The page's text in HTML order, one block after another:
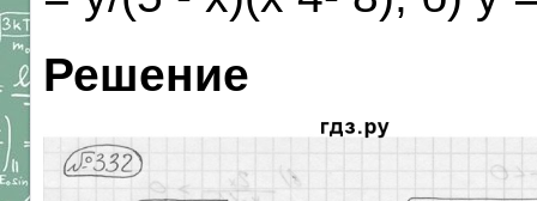
Решение